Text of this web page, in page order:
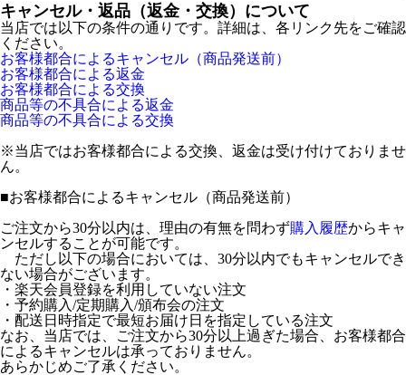
キャンセル・返品（返金・交換）について
当店では以下の条件の通りです。詳細は、各リンク先をご確認
ください。
お客様都合によるキャンセル（商品発送前）
お客様都合による返金
お客様都合による交換
商品等の不具合による返金
商品等の不具合による交換
※当店ではお客様都合による交換、返金は受け付けておりませ
ん。
■お客様都合によるキャンセル（商品発送前）
ご注文から30分以内は、理由の有無を問わず購入履歴からキャ
ンセルすることが可能です。
ただし以下の場合においては、30分以内でもキャンセルでき
ない場合がございます。
・楽天会員登録を利用していない注文
・予約購入/定期購入/頒布会の注文
・配送日時指定で最短お届け日を指定している注文
なお、当店では、ご注文から30分以上過ぎた場合、お客様都合
によるキャンセルは承っておりません。
あらかじめご了承ください。